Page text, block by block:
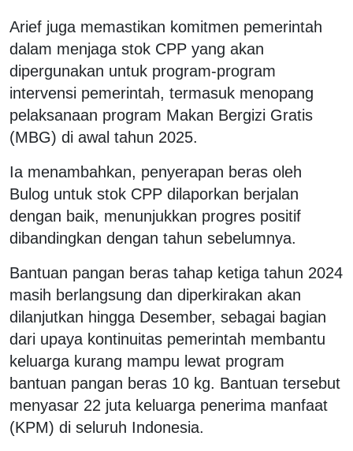
Arief juga memastikan komitmen pemerintah
dalam menjaga stok CPP yang akan
dipergunakan untuk program-program
intervensi pemerintah, termasuk menopang
pelaksanaan program Makan Bergizi Gratis
(MBG) di awal tahun 2025.
Ia menambahkan, penyerapan beras oleh
Bulog untuk stok CPP dilaporkan berjalan
dengan baik, menunjukkan progres positif
dibandingkan dengan tahun sebelumnya.
Bantuan pangan beras tahap ketiga tahun 2024
masih berlangsung dan diperkirakan akan
dilanjutkan hingga Desember, sebagai bagian
dari upaya kontinuitas pemerintah membantu
keluarga kurang mampu lewat program
bantuan pangan beras 10 kg. Bantuan tersebut
menyasar 22 juta keluarga penerima manfaat
(KPM) di seluruh Indonesia.